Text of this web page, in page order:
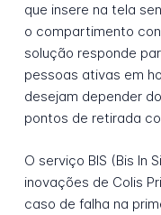
que insere na tela
o compartimento
solução responde
pessoas ativas em
desejam depender
pontos de retirada
O serviço BIS (Bis In
inovações de Colis
caso de falha na